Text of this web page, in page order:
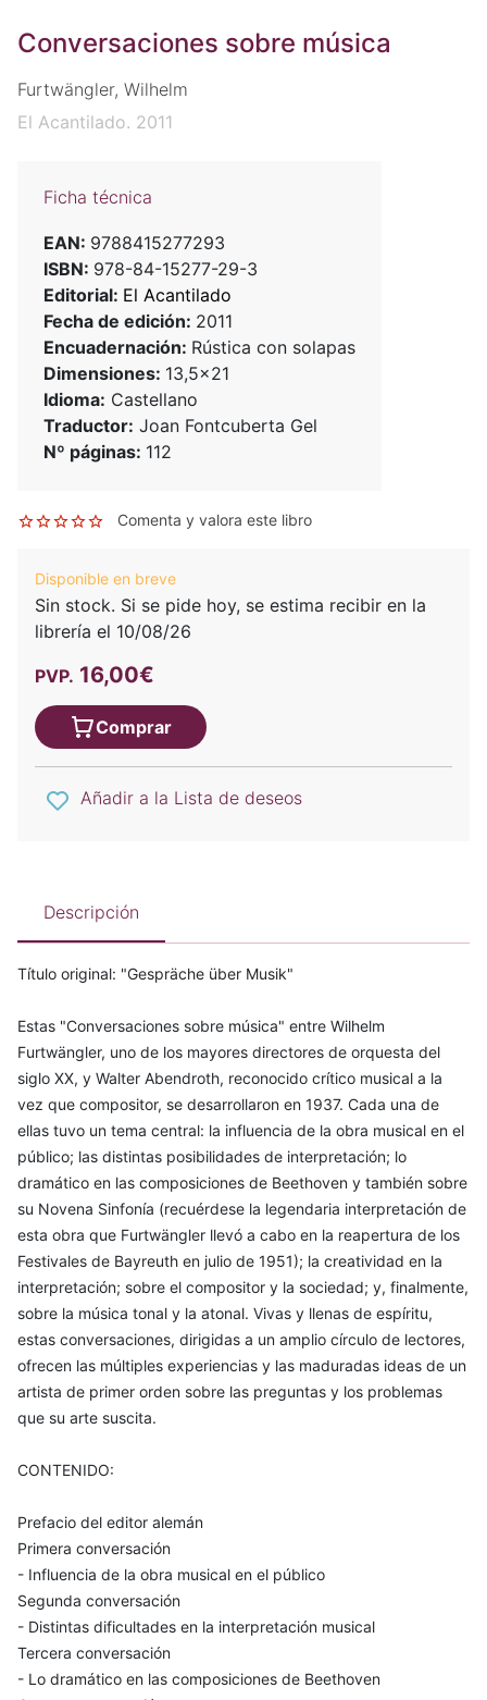
Conversaciones sobre música
Furtwängler, Wilhelm
El Acantilado. 2011
Ficha técnica
EAN: 9788415277293
ISBN: 978-84-15277-29-3
Editorial: El Acantilado
Fecha de edición: 2011
Encuadernación: Rústica con solapas
Dimensiones: 13,5x21
Idioma: Castellano
Traductor: Joan Fontcuberta Gel
Nº páginas: 112
Comenta y valora este libro
Disponible en breve
Sin stock. Si se pide hoy, se estima recibir en la
librería el 10/08/26
PVP. 16,00€
Comprar
Añadir a la Lista de deseos
Descripción
Título original: "Gespräche über Musik"
Estas "Conversaciones sobre música" entre Wilhelm
Furtwängler, uno de los mayores directores de orquesta del
siglo XX, y Walter Abendroth, reconocido crítico musical a la
vez que compositor, se desarrollaron en 1937. Cada una de
ellas tuvo un tema central: la influencia de la obra musical en el
público; las distintas posibilidades de interpretación; lo
dramático en las composiciones de Beethoven y también sobre
su Novena Sinfonía (recuérdese la legendaria interpretación de
esta obra que Furtwängler llevó a cabo en la reapertura de los
Festivales de Bayreuth en julio de 1951); la creatividad en la
interpretación; sobre el compositor y la sociedad; y, finalmente,
sobre la música tonal y la atonal. Vivas y llenas de espíritu,
estas conversaciones, dirigidas a un amplio círculo de lectores,
ofrecen las múltiples experiencias y las maduradas ideas de un
artista de primer orden sobre las preguntas y los problemas
que su arte suscita.
CONTENIDO:
Prefacio del editor alemán
Primera conversación
- Influencia de la obra musical en el público
Segunda conversación
- Distintas dificultades en la interpretación musical
Tercera conversación
- Lo dramático en las composiciones de Beethoven